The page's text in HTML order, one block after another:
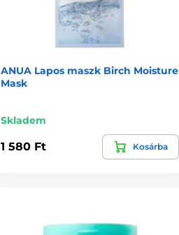
ANUA Lapos maszk Birch Moisture
Mask
Skladem
1 580 Ft Kosárba